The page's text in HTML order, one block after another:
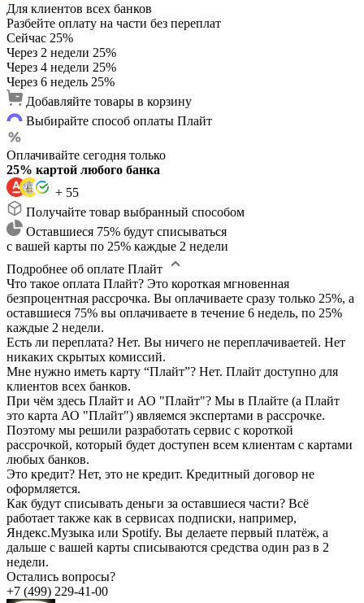
Для клиентов всех банков
Разбейте оплату на части без переплат
Сейчас 25%
Через 2 недели 25%
Через 4 недели 25%
Через 6 недель 25%
Добавляйте товары в корзину
Выбирайте способ оплаты Плайт
Оплачивайте сегодня только
25% картой любого банка
+ 55
Получайте товар выбранный способом
Оставшиеся 75% будут списываться
с вашей карты по 25% каждые 2 недели
Подробнее об оплате Плайт
Что такое оплата Плайт? Это короткая мгновенная
безпроцентная рассрочка. Вы оплачиваете сразу только 25%, а
оставшиеся 75% вы оплачиваете в течение 6 недель, по 25%
каждые 2 недели.
Есть ли переплата? Нет. Вы ничего не переплачиваетей. Нет
никаких скрытых комиссий.
Мне нужно иметь карту “Плайт”? Нет. Плайт доступно для
клиентов всех банков.
При чём здесь Плайт и АО "Плайт"? Мы в Плайте (а Плайт
это карта АО "Плайт") являемся экспертами в рассрочке.
Поэтому мы решили разработать сервис с короткой
рассрочкой, который будет доступен всем клиентам с картами
любых банков.
Это кредит? Нет, это не кредит. Кредитный договор не
оформляется.
Как будут списывать деньги за оставшиеся части? Всё
работает также как в сервисах подписки, например,
Яндекс.Музыка или Spotify. Вы делаете первый платёж, а
дальше с вашей карты списываются средства один раз в 2
недели.
Остались вопросы?
+7 (499) 229-41-00